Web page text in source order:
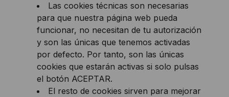
Las cookies técnicas son necesarias
para que nuestra página web pueda
funcionar, no necesitan de tu autorización
y son las únicas que tenemos activadas
por defecto. Por tanto, son las únicas
cookies que estarán activas si solo pulsas
el botón ACEPTAR.
El resto de cookies sirven para mejorar